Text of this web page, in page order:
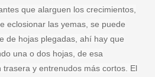
que alarguen los crecimientos,
eclosionar las yemas, se puede
de hojas plegadas, ahí hay que
una o dos hojas, de esa
y entrenudos más cortos. El